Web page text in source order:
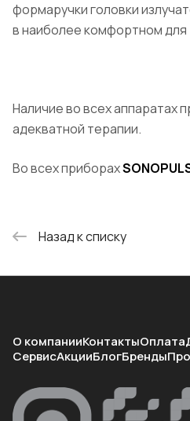
формаручки головки
в наиболее комфортном для
Наличие во всех аппаратах
адекватной терапии.
Во всех приборах
Назад к списку
О компанииКонтактыОплата
СервисАкцииБлогБренды